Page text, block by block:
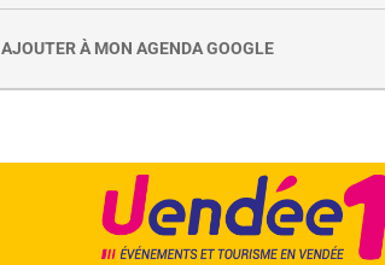
AJOUTER À MON AGENDA GOOGLE